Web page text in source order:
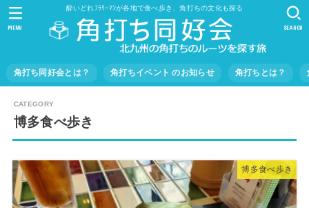
酔いどれﾌﾗﾘｰﾏﾝが各地で食べ歩き、角打ちの文化も探る
角打ち同好会とは？ 角打ちイベント のお知らせ 角打ちとは？
SEARCH
MENU
博多食べ歩き
博多食べ歩き